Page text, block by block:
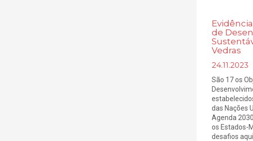
de
Vedras
24.11.2023
São 17 os
das Nações
Agenda
os Estados-
desafios